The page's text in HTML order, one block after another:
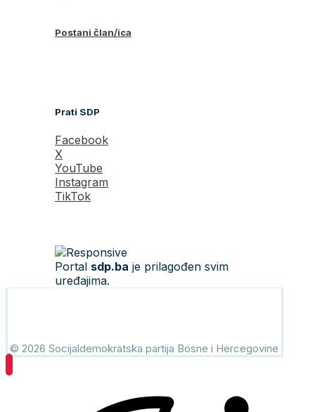
Postani član/ica
Prati SDP
Facebook
X
YouTube
Instagram
TikTok
Portal sdp.ba je prilagođen svim
uređajima.
© 2026 Socijaldemokratska partija Bosne i Hercegovine